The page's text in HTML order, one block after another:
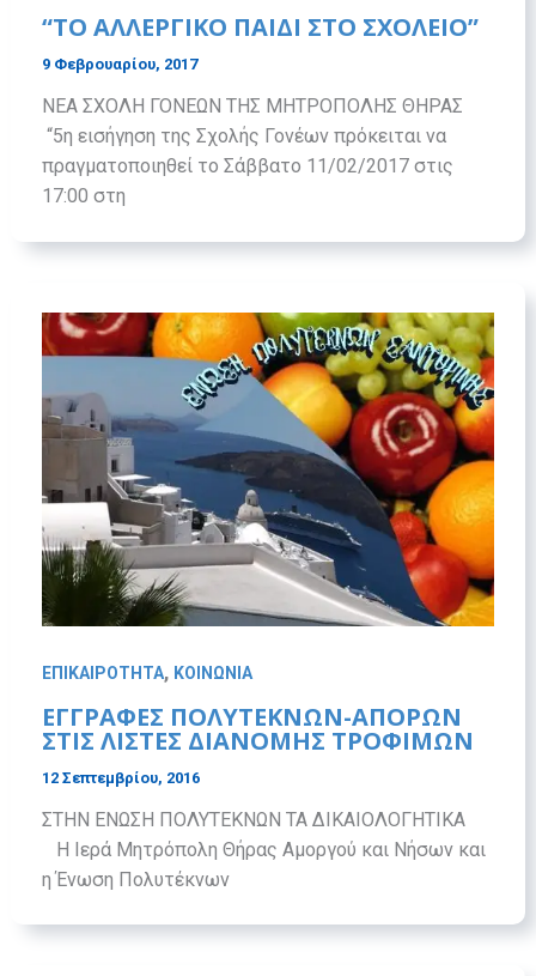
“ΤΟ ΑΛΛΕΡΓΙΚΟ ΠΑΙΔΙ ΣΤΟ ΣΧΟΛΕΙΟ”
9 Φεβρουαρίου, 2017
ΝΕΑ ΣΧΟΛΗ ΓΟΝΕΩΝ ΤΗΣ ΜΗΤΡΟΠΟΛΗΣ ΘΗΡΑΣ
“5η εισήγηση της Σχολής Γονέων πρόκειται να
πραγματοποιηθεί το Σάββατο 11/02/2017 στις
17:00 στη
ΕΠΙΚΑΙΡΟΤΗΤΑ, ΚΟΙΝΩΝΙΑ
ΕΓΓΡΑΦΕΣ ΠΟΛΥΤΕΚΝΩΝ-ΑΠΟΡΩΝ
ΣΤΙΣ ΛΙΣΤΕΣ ΔΙΑΝΟΜΗΣ ΤΡΟΦΙΜΩΝ
12 Σεπτεμβρίου, 2016
ΣΤΗΝ ΕΝΩΣΗ ΠΟΛΥΤΕΚΝΩΝ ΤΑ ΔΙΚΑΙΟΛΟΓΗΤΙΚΑ
Η Ιερά Μητρόπολη Θήρας Αμοργού και Νήσων και
η Ένωση Πολυτέκνων